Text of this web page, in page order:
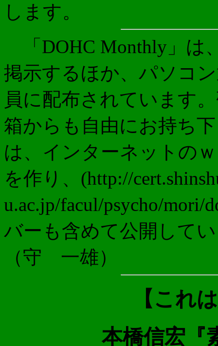
します。
「DOHC Monthly」は
掲示するほか、パソコ
員に配布されています
箱からも自由にお持ち
は、インターネットの
を作り、(http://
u.ac.jp/facul/psycho/mori/
バーも含めて
（守 一雄）
【これ
本橋信宏『